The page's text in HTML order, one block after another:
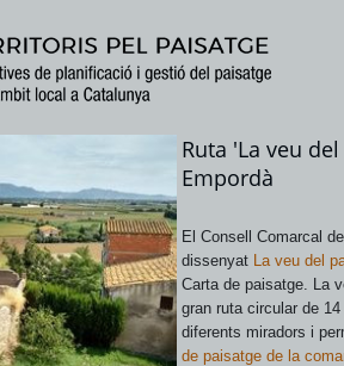
Ruta 'La veu
Empordà
El Consell Comarcal
dissenyat La veu del
Carta de paisatge. La
gran ruta circular de
diferents miradors i
de paisatge de la